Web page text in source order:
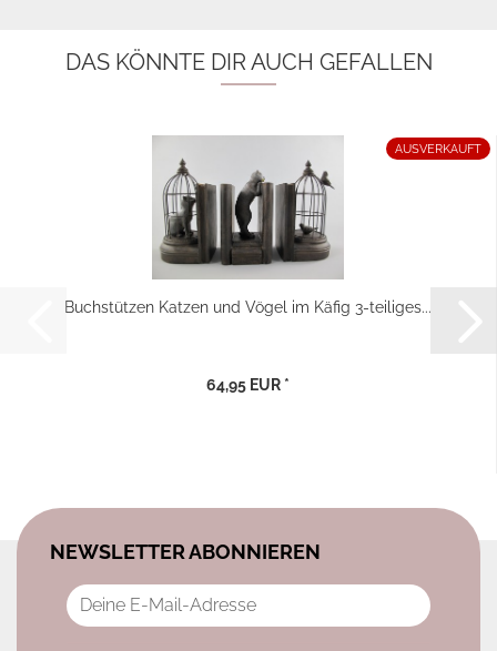
DAS KÖNNTE DIR AUCH GEFALLEN
AUSVERKAUFT
Buchstützen Katzen und Vögel im Käfig 3-teiliges...
64,95 EUR *
NEWSLETTER ABONNIEREN